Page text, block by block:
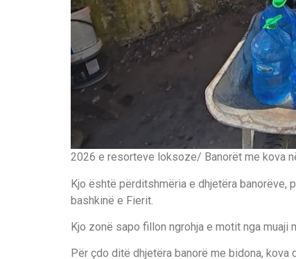
2026 e resorteve loksoze/ Banorët me kova
Kjo është përditshmëria e dhjetëra banorëve,
bashkinë e Fierit.
Kjo zonë sapo fillon ngrohja e motit nga muaji
Për çdo ditë dhjetëra banorë me bidona,